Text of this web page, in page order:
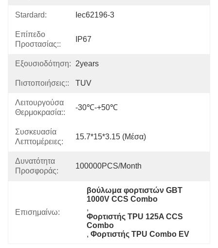
Stardard: Iec62196-3
Επίπεδο
Προστασίας::
IP67
Εξουσιοδότηση: 2years
Πιστοποιήσεις:: TUV
Λειτουργούσα
Θερμοκρασία::
-30℃-+50℃
Συσκευασία
Λεπτομέρειες:
15.7*15*3.15 (μέσα)
Δυνατότητα
Προσφοράς:
100000PCS/Month
Επισημαίνω:
βούλωμα φορτιστών GBT
1000V CCS Combo
,
Φορτιστής TPU 125A CCS
Combo
, Φορτιστής TPU Combo EV